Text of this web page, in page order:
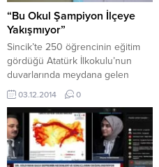
“Bu Okul Şampiyon İlçeye
Yakışmıyor”
Sincik’te 250 öğrencinin eğitim
gördüğü Atatürk İlkokulu’nun
duvarlarında meydana gelen
çatlaklara rağmen eğitime devam
etmesi, Okul Aile birliği
Başkanı’nın tepkisine neden oldu.
Atatürk İlkokulu Okul Aile birliği
Başkanı Hüseyin Arslan, duruma
tepki göstererek yetkilileri göreve
03.12.2014 0